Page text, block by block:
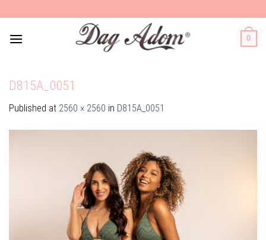
to
content
0
D815A_0051
Published at 2560 × 2560 in D815A_0051